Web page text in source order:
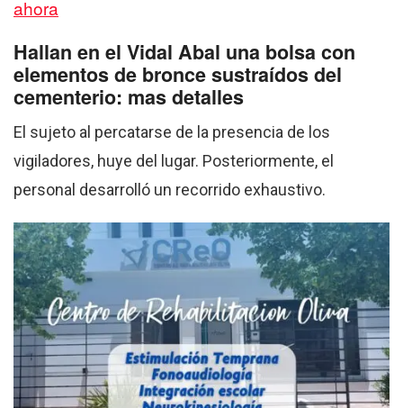
ahora
Hallan en el Vidal Abal una bolsa con
elementos de bronce sustraídos del
cementerio: mas detalles
El sujeto al percatarse de la presencia de los
vigiladores, huye del lugar. Posteriormente, el
personal desarrolló un recorrido exhaustivo.